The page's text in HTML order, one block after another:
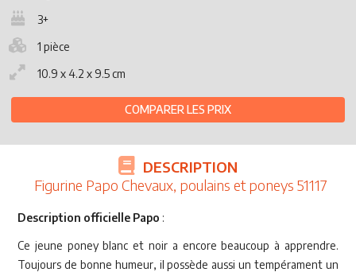
3+
1 pièce
10.9 x 4.2 x 9.5 cm
COMPARER LES PRIX
DESCRIPTION
Figurine Papo Chevaux, poulains et poneys 51117
Description officielle Papo :
Ce jeune poney blanc et noir a encore beaucoup à apprendre.
Toujours de bonne humeur, il possède aussi un tempérament un